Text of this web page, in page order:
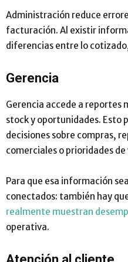
Administración reduce
facturación. Al existir
diferencias entre lo
Gerencia
Gerencia accede a reportes
stock y oportunidades. Esto
decisiones sobre compras,
comerciales o prioridades
Para que esa información
conectados: también hay
realmente muestran
operativa.